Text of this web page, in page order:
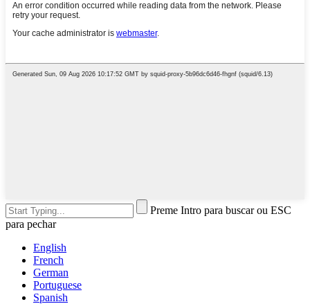
Preme Intro para buscar ou ESC
para pechar
English
French
German
Portuguese
Spanish